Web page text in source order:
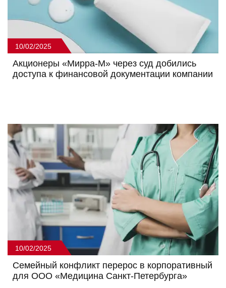
10/02/2025
Акционеры «Мирра-М» через суд добились
доступа к финансовой документации компании
10/02/2025
Семейный конфликт перерос в корпоративный
для ООО «Медицина Санкт-Петербурга»